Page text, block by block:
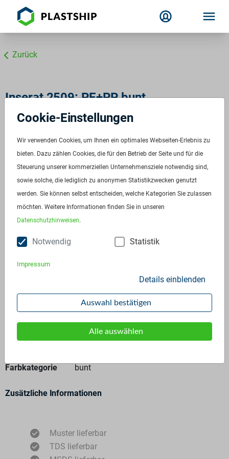
Zurück
Inserat 2509: PE+PP bunt
PO Mahlgut ex Batchbrocken
ID:2509
Verfügbar ab:Sofort
Frequenz: Auf Anfrage
Menge:14 t
Preis:Auf Anfrage
Materialtyp
Regranulat
Farbkategorie
bunt
Zusätzliche Informationen
Muster lieferbar
TDS lieferbar
Cookie-Einstellungen
Wir verwenden Cookies, um Ihnen ein optimales Webseiten-Erlebnis zu
bieten. Dazu zählen Cookies, die für den Betrieb der Seite und für die
Steuerung unserer kommerziellen Unternehmensziele notwendig sind,
sowie solche, die lediglich zu anonymen Statistikzwecken genutzt
werden. Sie können selbst entscheiden, welche Kategorien Sie zulassen
möchten. Weitere Informationen finden Sie in unseren
Datenschutzhinweisen.
Notwendig Statistik
Impressum
Details einblenden
Auswahl bestätigen
Alle auswählen